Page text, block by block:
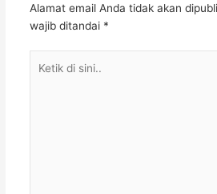
Alamat email Anda tidak akan
wajib ditandai *